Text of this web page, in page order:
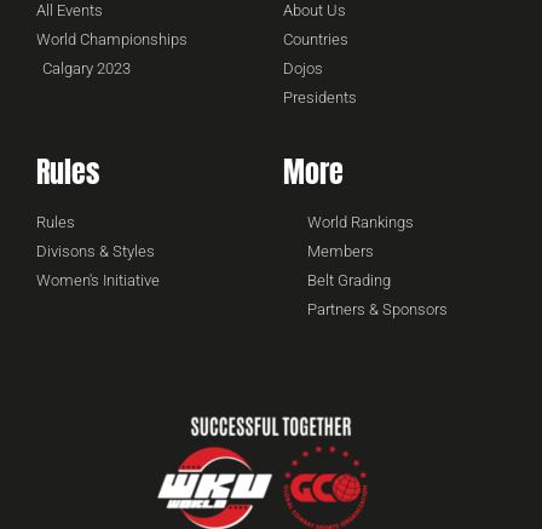
All Events
World Championships
Calgary 2023
About Us
Countries
Dojos
Presidents
Rules
Rules
Divisons & Styles
Women's Initiative
More
World Rankings
Members
Belt Grading
Partners & Sponsors